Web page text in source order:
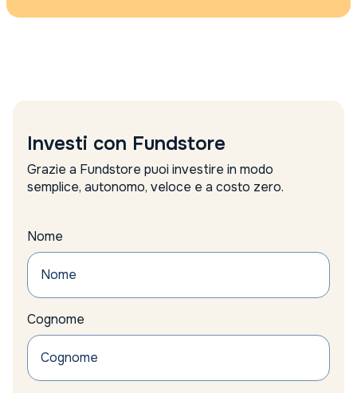
Investi con Fundstore
Grazie a Fundstore puoi investire in modo
semplice, autonomo, veloce e a costo zero.
Nome
Cognome